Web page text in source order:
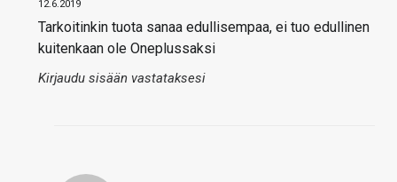
12.6.2019
Tarkoitinkin tuota sanaa edullisempaa, ei tuo edullinen
kuitenkaan ole Oneplussaksi
Kirjaudu sisään vastataksesi